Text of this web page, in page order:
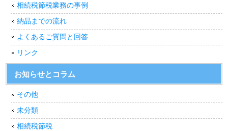
相続税節税業務の事例
納品までの流れ
よくあるご質問と回答
リンク
お知らせとコラム
その他
未分類
相続税節税